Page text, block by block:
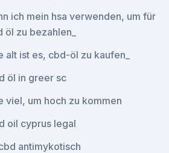
ich mein hsa verwenden, um für
öl zu bezahlen_
alt ist es, cbd-öl zu kaufen_
öl in greer sc
viel, um hoch zu kommen
oil cyprus legal
antimykotisch